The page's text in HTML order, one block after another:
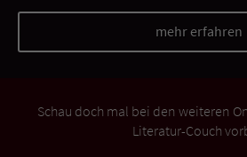
mehr erfahren
Schau doch mal bei den weiteren
Literatur-Couch